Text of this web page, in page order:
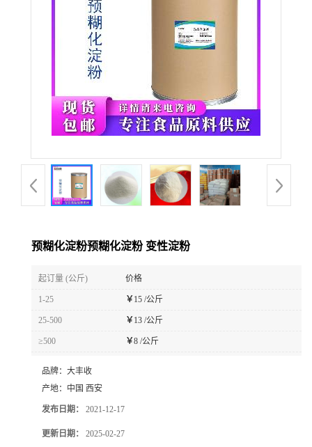
预糊化淀粉预糊化淀粉 变性淀粉
起订量 (公斤) 价格
1-25 ￥15 /公斤
25-500 ￥13 /公斤
≥500 ￥8 /公斤
品牌： 大丰收
产地： 中国 西安
发布日期： 2021-12-17
更新日期： 2025-02-27